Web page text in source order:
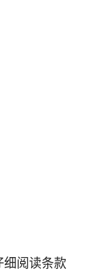
细阅读条款